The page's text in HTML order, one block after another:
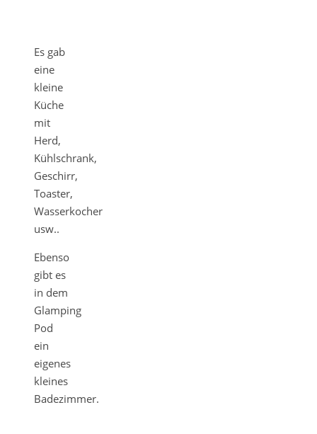
Es gab
eine
kleine
Küche
mit
Herd,
Kühlschrank,
Geschirr,
Toaster,
Wasserkocher
usw..
Ebenso
gibt es
in dem
Glamping
Pod
ein
eigenes
kleines
Badezimmer.